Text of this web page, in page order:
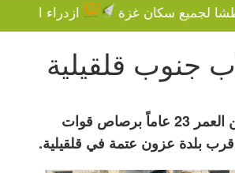
سكان غزة ازدراء الكونغرس..
جنوب قلقيلية
ارتقاء شاب يبلغ من العمر 23 عاماً برصاص قوات
قرب بلدة عزون عتمة في قلقيلية.